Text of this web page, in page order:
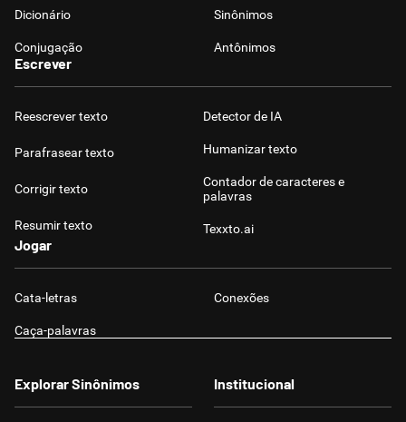
Dicionário Sinônimos
Conjugação Antônimos
Escrever
Reescrever texto
Parafrasear texto
Corrigir texto
Resumir texto
Detector de IA
Humanizar texto
Contador de caracteres e
palavras
Texxto.ai
Jogar
Cata-letras Conexões
Caça-palavras
Explorar Sinônimos Institucional